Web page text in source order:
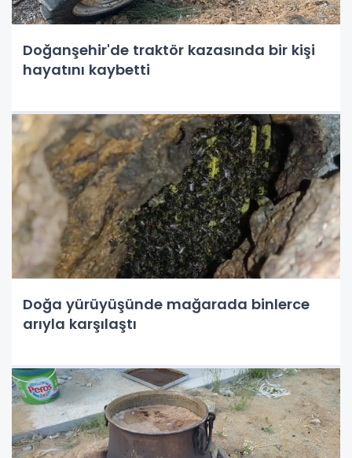
Doğanşehir'de traktör kazasında bir kişi
hayatını kaybetti
Doğa yürüyüşünde mağarada binlerce
arıyla karşılaştı